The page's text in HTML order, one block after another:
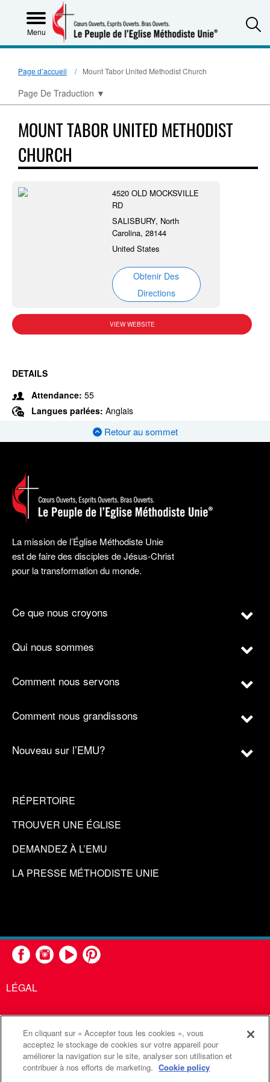
Menu
Page d’accueil Mount Tabor United Methodist Church
Page De Traduction ▼
MOUNT TABOR UNITED METHODIST
CHURCH
4520 OLD MOCKSVILLE
RD
SALISBURY, North
Carolina, 28144
United States
Obtenir Des
Directions
VIEW WEBSITE
DETAILS
Attendance: 55
Langues parlées: Anglais
Retour au sommet
La mission de l’Église Méthodiste Unie
est de faire des disciples de Jésus-Christ
pour la transformation du monde.
Ce que nous croyons
Qui nous sommes
Comment nous servons
Comment nous grandissons
Nouveau sur l’EMU?
RÉPERTOIRE
TROUVER UNE ÉGLISE
DEMANDEZ À L’EMU
LA PRESSE MÉTHODISTE UNIE
LÉGAL
United Methodist Communications est une agence de l'Église
Méthodiste Unie
Communications Méthodistes Unies. Tous droits
En cliquant sur « Accepter tous les cookies », vous
acceptez le stockage de cookies sur votre appareil pour
améliorer la navigation sur le site, analyser son utilisation et
contribuer à nos efforts de marketing. Cookie policy